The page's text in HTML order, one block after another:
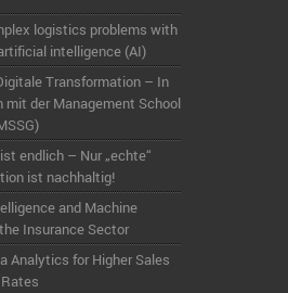
logistics problems with
intelligence (AI)
Transformation – In
mit der Management School
endlich – Nur „echte“
ist nachhaltig!
and Machine
Insurance Sector
Analytics for Higher Sales